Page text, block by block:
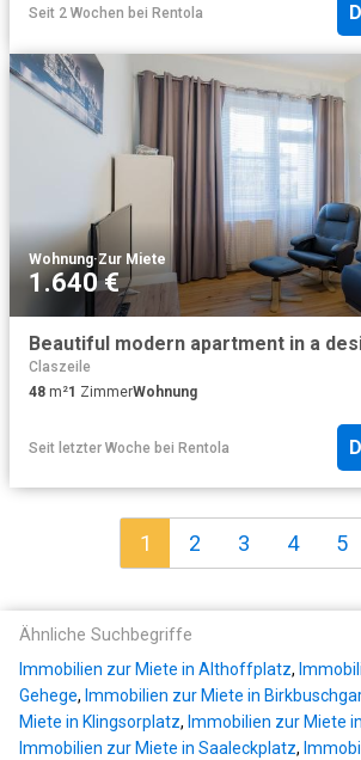
Seit 2 Wochen bei Rentola
Wohnung·Zur Miete
1.640 €
Claszeile
48 m²1 ZimmerWohnung
Seit letzter Woche bei Rentola
1 2 3 4 5
Ähnliche Suchbegriffe
Immobilien zur Miete in Althoffplatz,
Gehege, Immobilien zur Miete in
Miete in Klingsorplatz, Immobilien zur Miete
Immobilien zur Miete in Saaleckplatz,